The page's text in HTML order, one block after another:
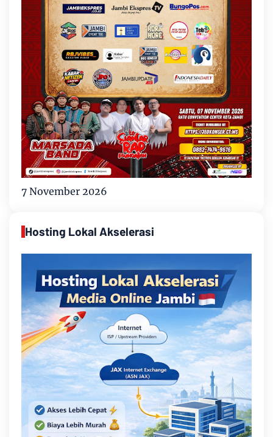
7 November 2026
Hosting Lokal Akselerasi